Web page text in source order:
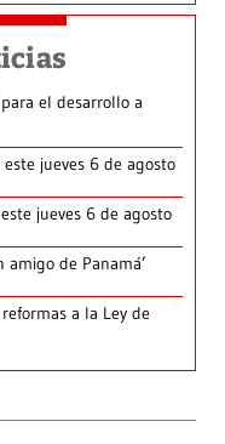
el desarrollo a
este jueves 6 de agosto
jueves 6 de agosto
de Panamá’
a la Ley de